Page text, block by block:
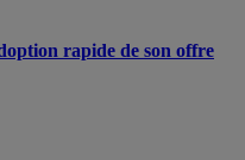
rapide de son offre